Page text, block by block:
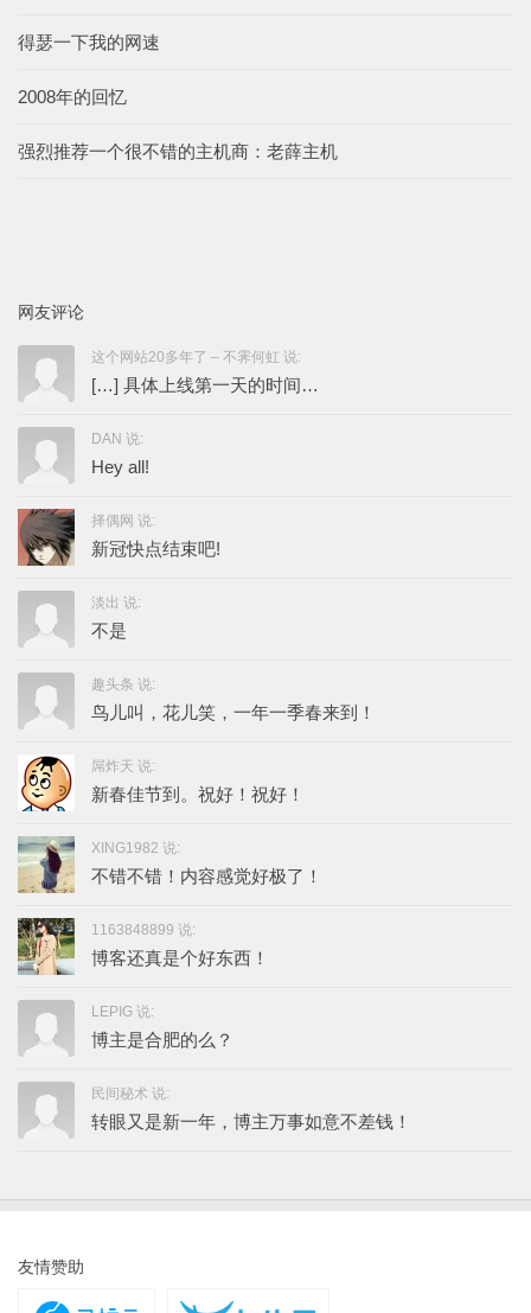
得瑟一下我的网速
2008年的回忆
强烈推荐一个很不错的主机商：老薛主机
网友评论
这个网站20多年了 – 不霁何虹 说:
[…] 具体上线第一天的时间…
DAN 说:
Hey all!
择偶网 说:
新冠快点结束吧!
淡出 说:
不是
趣头条 说:
鸟儿叫，花儿笑，一年一季春来到！
屌炸天 说:
新春佳节到。祝好！祝好！
XING1982 说:
不错不错！内容感觉好极了！
1163848899 说:
博客还真是个好东西！
LEPIG 说:
博主是合肥的么？
民间秘术 说:
转眼又是新一年，博主万事如意不差钱！
友情赞助